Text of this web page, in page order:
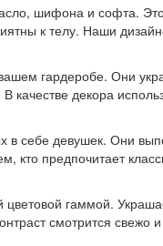
шифона и софта.
к телу. Наши
гардеробе. Они
качестве декора
в себе девушек. Они
предпочитает
гаммой.
смотрится свежо